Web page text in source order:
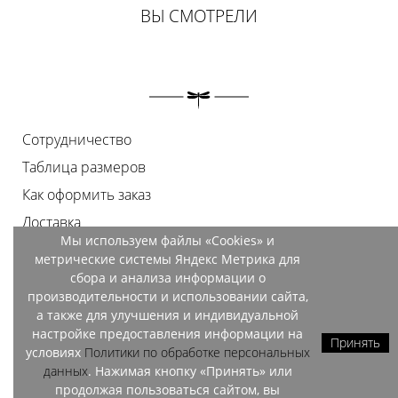
ВЫ СМОТРЕЛИ
Сотрудничество
Таблица размеров
Как оформить заказ
Доставка
Оплата
Возврат
Документы
Контакты
Магазины
Мы используем файлы «Cookies» и
метрические системы Яндекс Метрика для
сбора и анализа информации о
производительности и использовании сайта,
а также для улучшения и индивидуальной
настройке предоставления информации на
условиях Политики по обработке персональных
данных. Нажимая кнопку «Принять» или
продолжая пользоваться сайтом, вы
Принять